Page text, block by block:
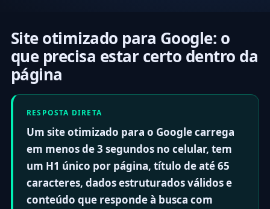
Site otimizado para Google: o
que precisa estar certo dentro da
página
RESPOSTA DIRETA
Um site otimizado para o Google carrega
em menos de 3 segundos no celular, tem
um H1 único por página, título de até 65
caracteres, dados estruturados válidos e
conteúdo que responde à busca com